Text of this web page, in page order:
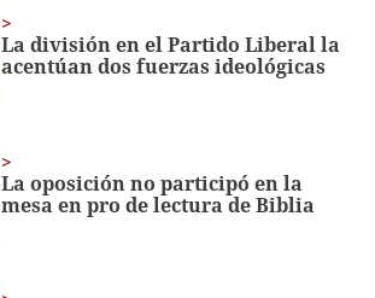
La división en el Partido Liberal la
acentúan dos fuerzas ideológicas
La oposición no participó en la
mesa en pro de lectura de Biblia